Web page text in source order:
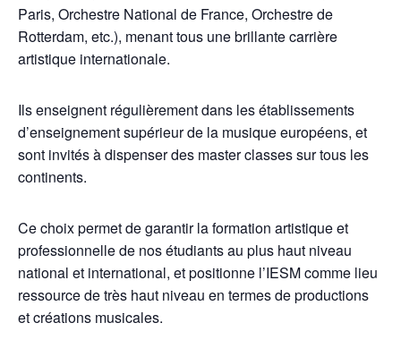
Paris, Orchestre National de France, Orchestre de
Rotterdam, etc.), menant tous une brillante carrière
artistique internationale.
Ils enseignent régulièrement dans les établissements
d’enseignement supérieur de la musique européens, et
sont invités à dispenser des master classes sur tous les
continents.
Ce choix permet de garantir la formation artistique et
professionnelle de nos étudiants au plus haut niveau
national et international, et positionne l’IESM comme lieu
ressource de très haut niveau en termes de productions
et créations musicales.